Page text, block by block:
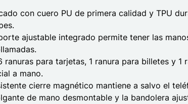
con cuero PU de primera calidad y TPU
ajustable integrado permite tener las
ranuras para tarjetas, 1 ranura para billetes y
a mano.
cierre magnético mantiene a salvo el
de mano desmontable y la bandolera